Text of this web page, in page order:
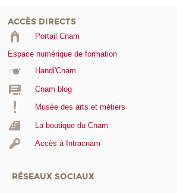
ACCÈS DIRECTS
Portail Cnam
Espace numérique de formation
Handi'Cnam
Cnam blog
Musée des arts et métiers
La boutique du Cnam
Accès à Intracnam
RÉSEAUX SOCIAUX